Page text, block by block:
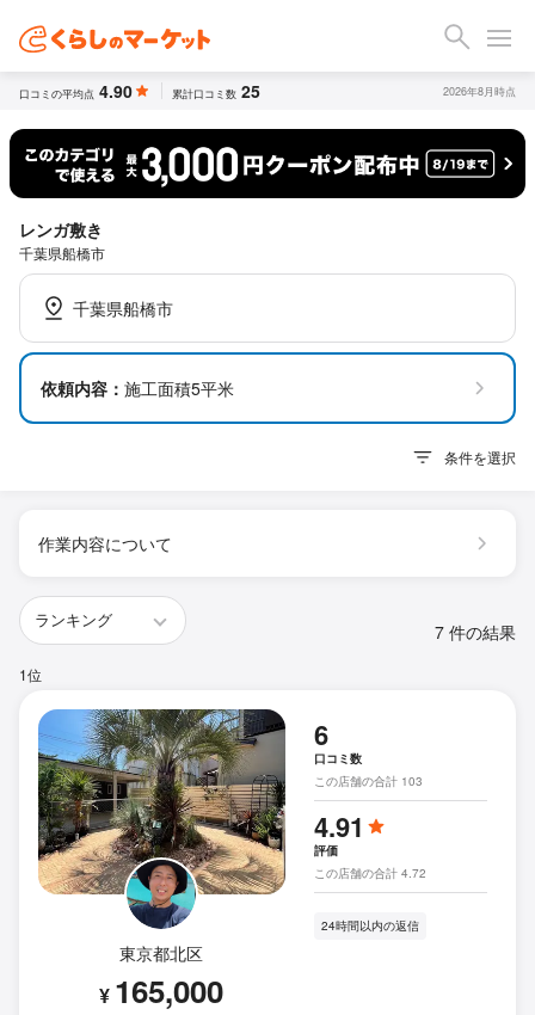
口コミの平均点 4.90 累計口コミ数 25 2026年8月時点
レンガ敷き
千葉県船橋市
千葉県船橋市
依頼内容： 施工面積5平米
条件を選択
作業内容について
7 件の結果
1位
東京都北区
¥ 165,000
6
口コミ数
この店舗の合計 103
4.91
評価
この店舗の合計 4.72
24時間以内の返信